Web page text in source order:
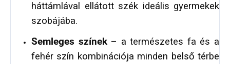
háttámlával ellátott szék ideális gyermekek
szobájába.
Semleges színek– a természetes fa és a
fehér szín kombinációja minden belső térbe